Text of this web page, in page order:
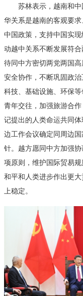
苏林表示，越南和中
华关系是越南的客观要
中国政策，支持中国实
动越中关系不断发展符
待同中方密切两党两国
安全协作，不断巩固政
科技、基础设施、环保
青年交往，加强旅游合
记提出的人类命运共同
边工作会议确定同周边
针。越方愿同中方加强
项原则，维护国际贸易
和平和人类进步作出更
上稳定。